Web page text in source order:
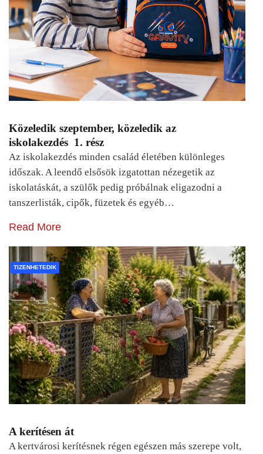
Közeledik szeptember, közeledik az
iskolakezdés 1. rész
Az iskolakezdés minden család életében különleges
időszak. A leendő elsősök izgatottan nézegetik az
iskolatáskát, a szülők pedig próbálnak eligazodni a
tanszerlisták, cipők, füzetek és egyéb…
Read More
TIZENHETEDIK
A kerítésen át
A kertvárosi kerítésnek régen egészen más szerepe volt,